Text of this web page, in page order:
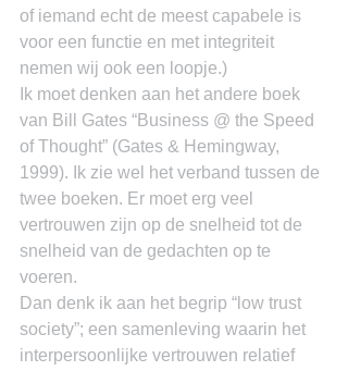
of iemand echt de meest capabele is
voor een functie en met integriteit
nemen wij ook een loopje.)
Ik moet denken aan het andere boek
van Bill Gates “Business @ the Speed
of Thought” (Gates & Hemingway,
1999). Ik zie wel het verband tussen de
twee boeken. Er moet erg veel
vertrouwen zijn op de snelheid tot de
snelheid van de gedachten op te
voeren.
Dan denk ik aan het begrip “low trust
society”; een samenleving waarin het
interpersoonlijke vertrouwen relatief